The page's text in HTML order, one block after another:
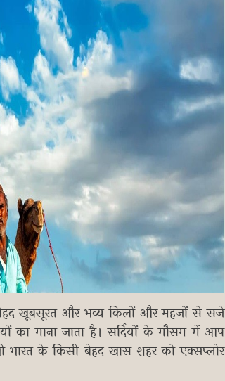
बेहद खूबसूरत और भव्य किलों और महजों से सजे
का माना जाता है। सर्दियों के मौसम में आप
के किसी बेहद खास शहर को एक्सप्लोर